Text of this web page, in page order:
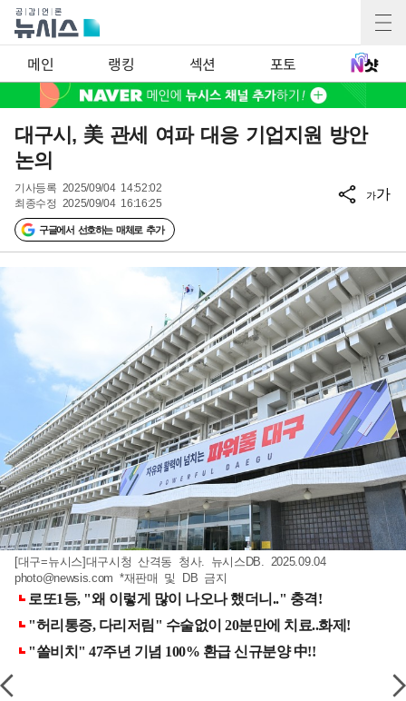
메인 랭킹 섹션 포토
대구시, 美 관세 여파 대응 기업지원 방안
논의
기사등록 2025/09/04 14:52:02
최종수정 2025/09/04 16:16:25
구글에서 선호하는 매체로 추가
가가
[대구=뉴시스]대구시청 산격동 청사. 뉴시스DB. 2025.09.04
photo@newsis.com *재판매 및 DB 금지